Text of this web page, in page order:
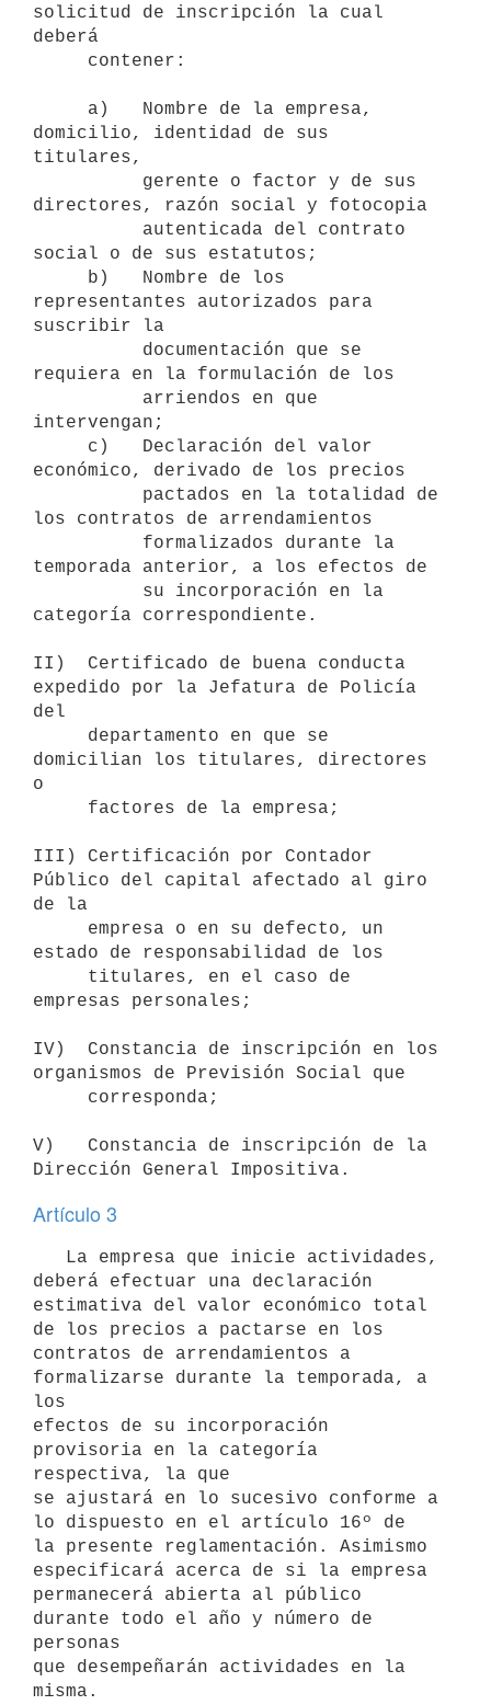
solicitud de inscripción la cual
deberá
domicilio, identidad de sus
titulares,
directores, razón social y fotocopia
social o de sus estatutos;
representantes autorizados para
suscribir la
requiera en la formulación de los
intervengan;
económico, derivado de los precios
los contratos de arrendamientos
temporada anterior, a los efectos de
categoría correspondiente.
II)  Certificado de buena conducta
expedido por la Jefatura de Policía
del
domicilian los titulares, directores
o
III) Certificación por Contador
Público del capital afectado al giro
de la
estado de responsabilidad de los
empresas personales;
IV)  Constancia de inscripción en los
organismos de Previsión Social que
V)   Constancia de inscripción de la
Artículo 3
deberá efectuar una declaración
estimativa del valor económico total
de los precios a pactarse en los
contratos de arrendamientos a
formalizarse durante la temporada, a
los
efectos de su incorporación
provisoria en la categoría
respectiva, la que
se ajustará en lo sucesivo conforme a
lo dispuesto en el artículo 16º de
la presente reglamentación. Asimismo
especificará acerca de si la empresa
permanecerá abierta al público
durante todo el año y número de
personas
que desempeñarán actividades en la
misma.